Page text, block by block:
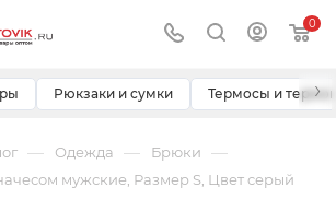
0
Рюкзаки и сумки Термосы и ›
— Одежда — Брюки —
мужские, Размер S, Цвет серый